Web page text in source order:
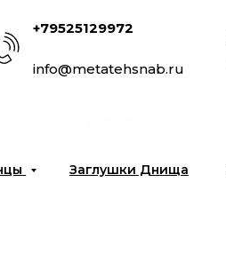
+79525129972
info@metatehsnab.ru
Заглушки Днища